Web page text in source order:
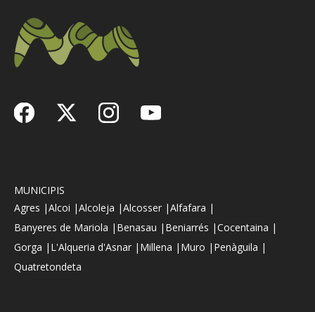
MUNICIPIS
Agres |Alcoi |Alcoleja |Alcosser |Alfafara |
Banyeres de Mariola | Benasau | Beniarrés |Cocentaina |
Gorga | L'Alqueria d'Asnar | Millena | Muro | Penàguila |
Quatretondeta